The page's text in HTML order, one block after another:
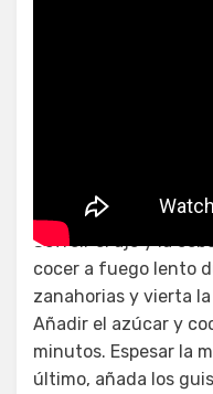
Sofreír el ajo y la
cocer a fuego lento
zanahorias y vierta
Añadir el azúcar y
minutos. Espesar la
último, añada los